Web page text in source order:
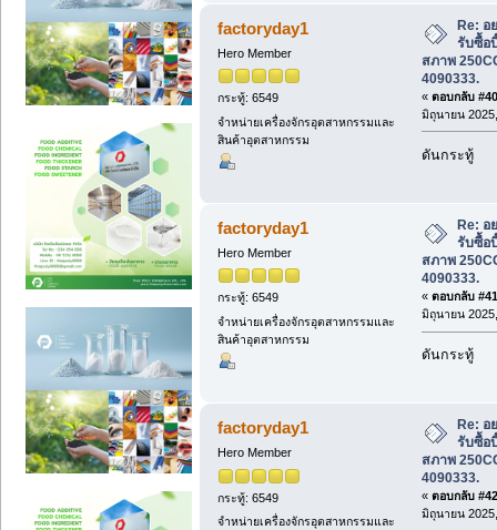
factoryday1
Hero Member
กระทู้: 6549
จำหน่ายเครื่องจักรอุตสาหกรรมและ
สินค้าอุตสาหกรรม
Re: อ
รับซื้อ
สภาพ
4090333.
« ตอบกลับ
มิถุนายน
ดันกระทู้
factoryday1
Hero Member
กระทู้: 6549
จำหน่ายเครื่องจักรอุตสาหกรรมและ
สินค้าอุตสาหกรรม
Re: อ
รับซื้อ
สภาพ
4090333.
« ตอบกลับ
มิถุนายน
ดันกระทู้
factoryday1
Hero Member
กระทู้: 6549
จำหน่ายเครื่องจักรอุตสาหกรรมและ
Re: อ
รับซื้อ
สภาพ
4090333.
« ตอบกลับ
มิถุนายน